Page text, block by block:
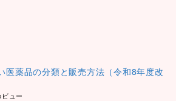
医薬品の分類と販売方法（令和8年度改
ュー